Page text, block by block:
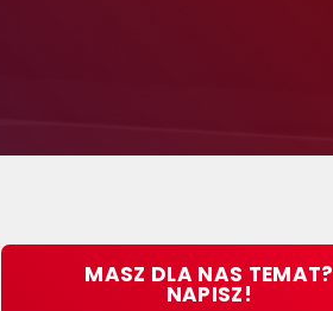
MASZ DLA NAS TEMAT?
NAPISZ!